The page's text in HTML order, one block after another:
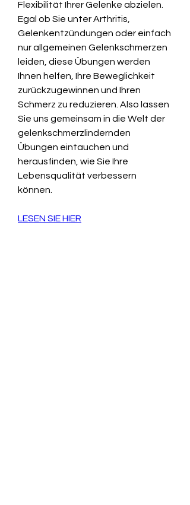
Flexibilität Ihrer Gelenke abzielen.
Egal ob Sie unter Arthritis,
Gelenkentzündungen oder einfach
nur allgemeinen Gelenkschmerzen
leiden, diese Übungen werden
Ihnen helfen, Ihre Beweglichkeit
zurückzugewinnen und Ihren
Schmerz zu reduzieren. Also lassen
Sie uns gemeinsam in die Welt der
gelenkschmerzlindernden
Übungen eintauchen und
herausfinden, wie Sie Ihre
Lebensqualität verbessern
können.
LESEN SIE HIER